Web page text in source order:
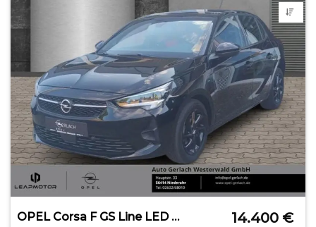
OPEL Corsa F GS Line LED Apple CarPlay Android Auto M 14.400 €